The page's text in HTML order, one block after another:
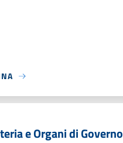
e Organi di Governo